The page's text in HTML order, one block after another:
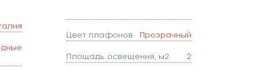
Цвет плафонов Прозрачный
Площадь освещения, м2 2